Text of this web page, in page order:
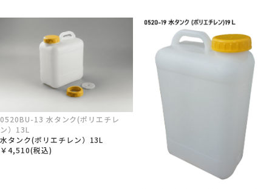
0520BU-13 水タンク(ポリエチレ
ン）13L
水タンク(ポリエチレン）13L
￥4,510(税込)